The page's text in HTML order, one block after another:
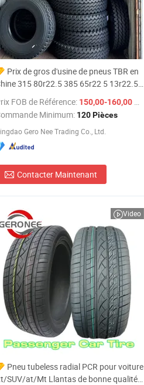
Prix de gros d'usine de pneus TBR en
315 80r22.5 385 65r22 5 13r22.5
295/80r22.5 11r22.5 11r24.5
minier Linglong Llantas
radiaux pour camions et bus
FOB de Référence: 150,00-160,00 $US
Minimum: 120 Pièces
Gero Nee Trading Co., Ltd.
Contacter Maintenant
Video
Pneu tubeless radial PCR pour voiture
SUV/at/Mt Llantas de bonne qualité